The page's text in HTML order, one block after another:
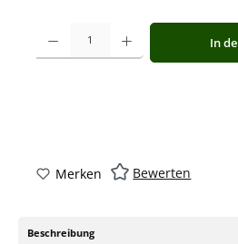
Produkt Anzahl: Gib den gewünschten
In
Merken Bewerten
Beschreibung